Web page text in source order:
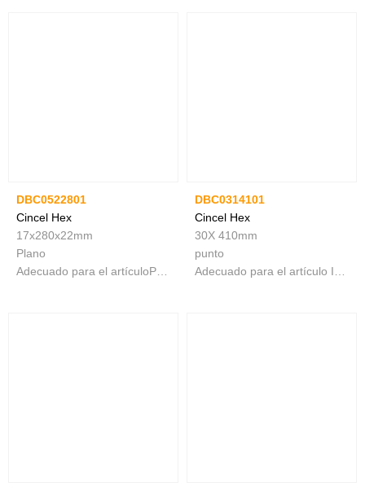
DBC0522801
Cincel Hex
17x280x22mm
Plano
Adecuado para el artículoPDB13008
DBC0314101
Cincel Hex
30X 410mm
punto
Adecuado para el artículo INGCO PDB17008 y PDB17018